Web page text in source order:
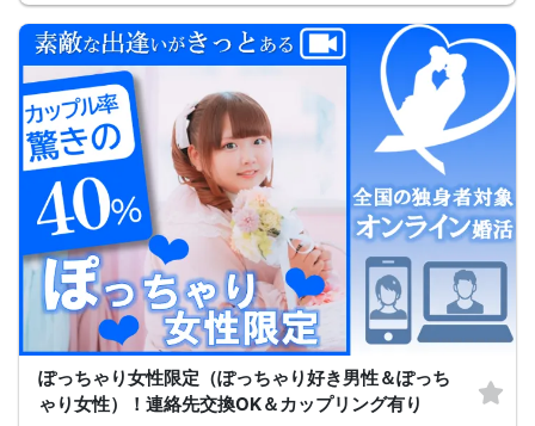
ぽっちゃり女性限定（ぽっちゃり好き男性＆ぽっち
ゃり女性）！連絡先交換OK＆カップリング有り